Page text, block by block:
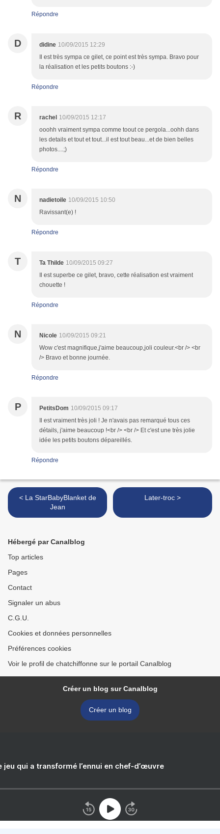
Répondre
D didine 10/09/2015 12:29
Il est très sympa ce gilet, ce point est très sympa. Bravo pour
la réalisation et les petits boutons :-)
Répondre
R rachel 10/09/2015 12:17
ooohh vraiment sympa comme toout ce pergola...oohh dans
les details et tout et tout...il est tout beau...et de bien belles
photos....;)
Répondre
N nadietoile 10/09/2015 10:50
Ravissant(e) !
Répondre
T Ta Thilde 10/09/2015 09:27
Il est superbe ce gilet, bravo, cette réalisation est vraiment
chouette !
Répondre
N Nicole 10/09/2015 09:21
Wow c'est magnifique,j'aime beaucoup,joli couleur.<br /> <br
/> Bravo et bonne journée.
Répondre
P PetitsDom 10/09/2015 09:17
Il est vraiment très joli ! Je n'avais pas remarqué tous ces
détails, j'aime beaucoup !<br /> <br /> Et c'est une très jolie
idée les petits boutons dépareillés.
Répondre
< La StarBabyBlanket de
Jean
Later-troc >
Hébergé par Canalblog
Top articles
Pages
Contact
Signaler un abus
C.G.U.
Cookies et données personnelles
Préférences cookies
Voir le profil de chatchiffonne sur le portail Canalblog
Créer un blog sur Canalblog
Créer un blog
jeu qui a transformé l’ennui en chef-d’œuvre